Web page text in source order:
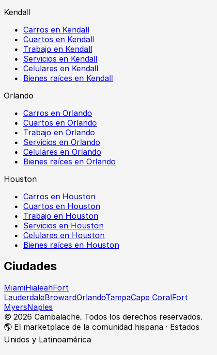
Kendall
Carros en Kendall
Cuartos en Kendall
Trabajo en Kendall
Servicios en Kendall
Celulares en Kendall
Bienes raíces en Kendall
Orlando
Carros en Orlando
Cuartos en Orlando
Trabajo en Orlando
Servicios en Orlando
Celulares en Orlando
Bienes raíces en Orlando
Houston
Carros en Houston
Cuartos en Houston
Trabajo en Houston
Servicios en Houston
Celulares en Houston
Bienes raíces en Houston
Ciudades
MiamiHialeahFort
LauderdaleBrowardOrlandoTampaCape CoralFort
MyersNaples
© 2026 Cambalache. Todos los derechos reservados.
🌎 El marketplace de la comunidad hispana · Estados
Unidos y Latinoamérica